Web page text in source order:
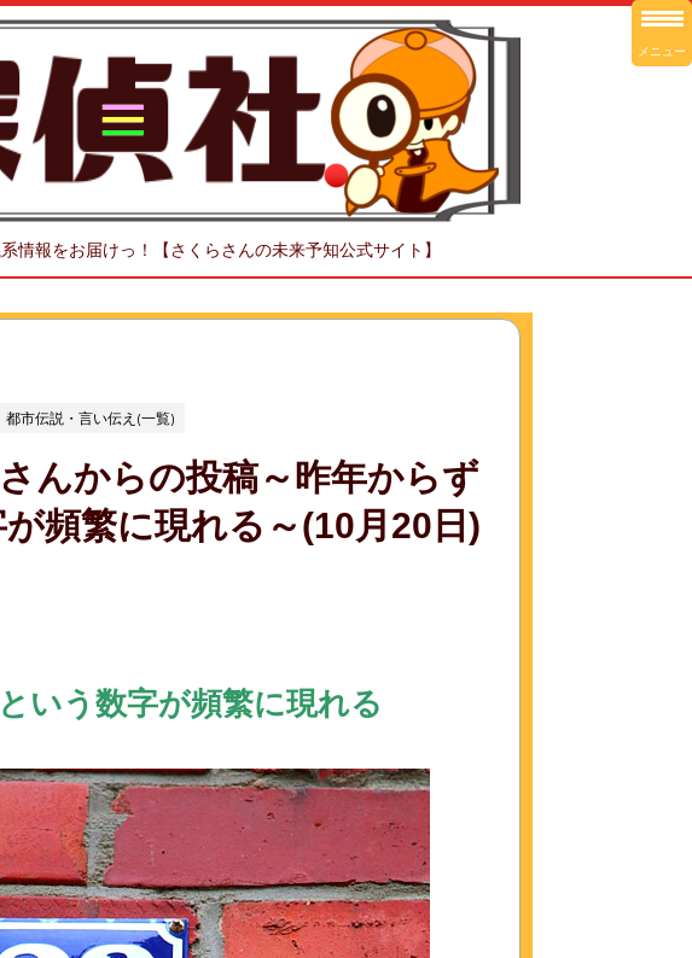
報をお届けっ！【さくらさんの未来予知公式サイト】
都市伝説・言い伝え(一覧)
んからの投稿～昨年からず
頻繁に現れる～(10月20日)
という数字が頻繁に現れる
メニュー